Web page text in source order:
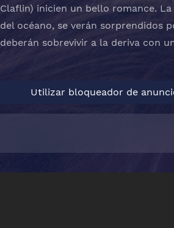
Claflin) inicien un bello romance.
del océano, se verán sorprendidos
deberán sobrevivir a la deriva con
Utilizar bloqueador de